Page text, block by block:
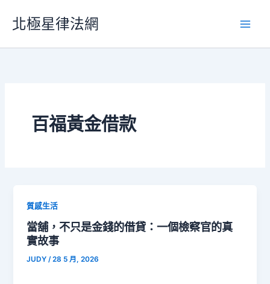
要
北極星律法網
百福黃金借款
質感生活
當舖，不只是金錢的借貸：一個檢察官的真
實故事
JUDY /28 5 月, 2026